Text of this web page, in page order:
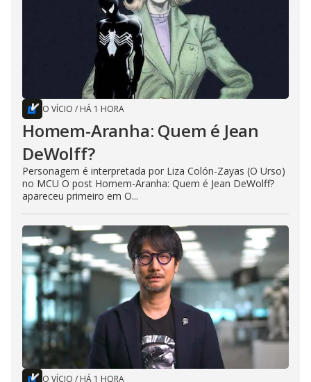
O VÍCIO / HÁ 1 HORA
Homem-Aranha: Quem é Jean
DeWolff?
Personagem é interpretada por Liza Colón-Zayas (O Urso)
no MCU O post Homem-Aranha: Quem é Jean DeWolff?
apareceu primeiro em O...
O VÍCIO / HÁ 1 HORA